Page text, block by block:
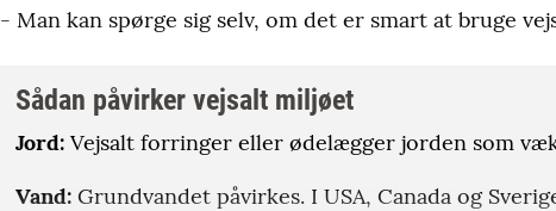
- Man kan spørge sig selv, om det er smart at bruge
Sådan påvirker vejsalt miljøet
Jord: Vejsalt forringer eller ødelægger jorden som
Vand: Grundvandet påvirkes. I USA, Canada og